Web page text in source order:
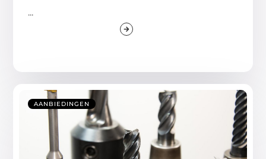
...
AANBIEDINGEN